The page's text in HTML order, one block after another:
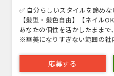
✅ 自分らしいスタイルを諦めな
【髪型・髪色自由】【ネイル
あなたの個性を活かしたままで
※華美になりすぎない範囲の社
応募する